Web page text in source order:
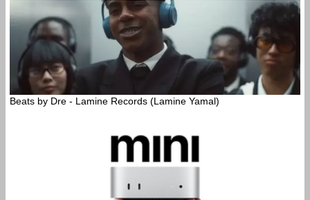
Beats by Dre - Lamine Records (Lamine Yamal)